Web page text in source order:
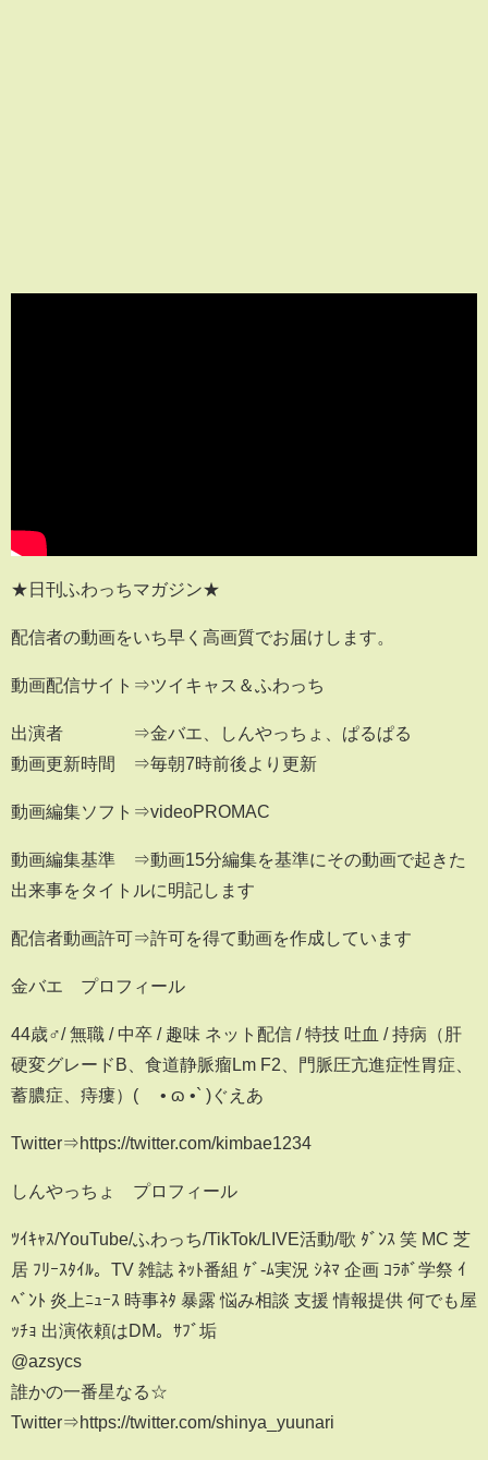
★日刊ふわっちマガジン★
配信者の動画をいち早く高画質でお届けします。
動画配信サイト⇒ツイキャス＆ふわっち
出演者 ⇒金バエ、しんやっちょ、ぱるぱる
動画更新時間 ⇒毎朝7時前後より更新
動画編集ソフト⇒videoPROMAC
動画編集基準 ⇒動画15分編集を基準にその動画で起きた
出来事をタイトルに明記します
配信者動画許可⇒許可を得て動画を作成しています
金バエ プロフィール
44歳♂/ 無職 / 中卒 / 趣味 ネット配信 / 特技 吐血 / 持病（肝
硬変グレードB、食道静脈瘤Lm F2、門脈圧亢進症性胃症、
蓄膿症、痔瘻）( ´• ɷ •` )ぐえあ
Twitter⇒https://twitter.com/kimbae1234
しんやっちょ プロフィール
ﾂｲｷｬｽ/YouTube/ふわっち/TikTok/LIVE活動/歌 ﾀﾞﾝｽ 笑 MC 芝
居 ﾌﾘｰｽﾀｲﾙ。TV 雑誌 ﾈｯﾄ番組 ｹﾞ-ﾑ実況 ｼﾈﾏ 企画 ｺﾗﾎﾞ学祭 ｲ
ﾍﾞﾝﾄ 炎上ﾆｭｰｽ 時事ﾈﾀ 暴露 悩み相談 支援 情報提供 何でも屋
ｯﾁｮ 出演依頼はDM。ｻﾌﾞ垢
@azsycs
誰かの一番星なる☆
Twitter⇒https://twitter.com/shinya_yuunari